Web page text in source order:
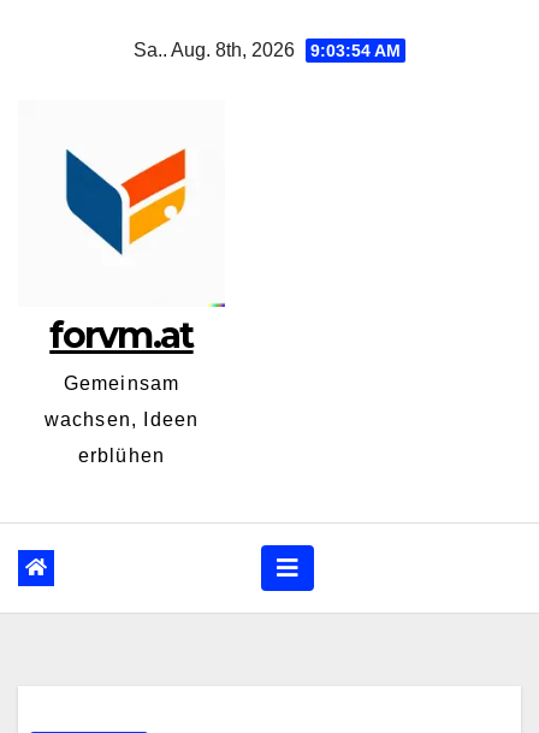
Sa.. Aug. 8th, 2026 9:03:56 AM
forvm.at
Gemeinsam
wachsen, Ideen
erblühen